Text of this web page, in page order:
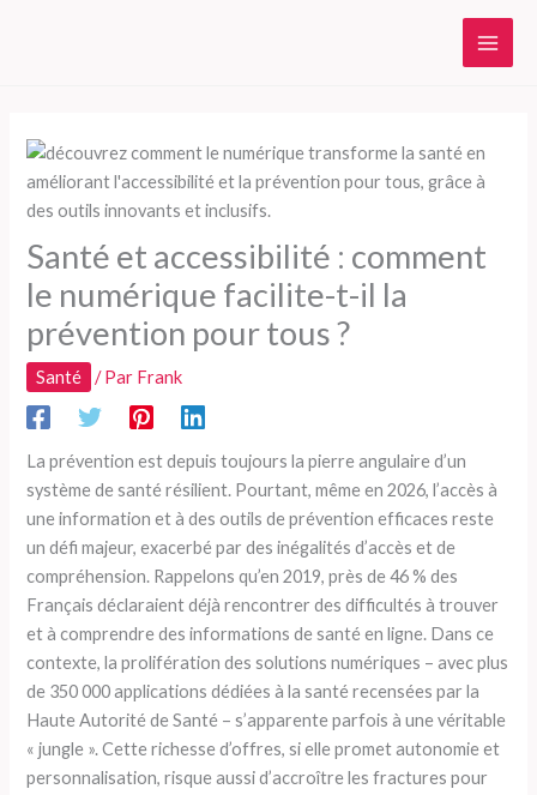
Santé et accessibilité : comment
le numérique facilite-t-il la
prévention pour tous ?
Santé / Par Frank
La prévention est depuis toujours la pierre angulaire d’un
système de santé résilient. Pourtant, même en 2026, l’accès à
une information et à des outils de prévention efficaces reste
un défi majeur, exacerbé par des inégalités d’accès et de
compréhension. Rappelons qu’en 2019, près de 46 % des
Français déclaraient déjà rencontrer des difficultés à trouver
et à comprendre des informations de santé en ligne. Dans ce
contexte, la prolifération des solutions numériques – avec plus
de 350 000 applications dédiées à la santé recensées par la
Haute Autorité de Santé – s’apparente parfois à une véritable
« jungle ». Cette richesse d’offres, si elle promet autonomie et
personnalisation, risque aussi d’accroître les fractures pour